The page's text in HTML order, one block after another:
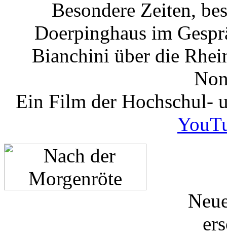
Besondere Zeiten,
Doerpinghaus im
Bianchini über die
Ein Film der